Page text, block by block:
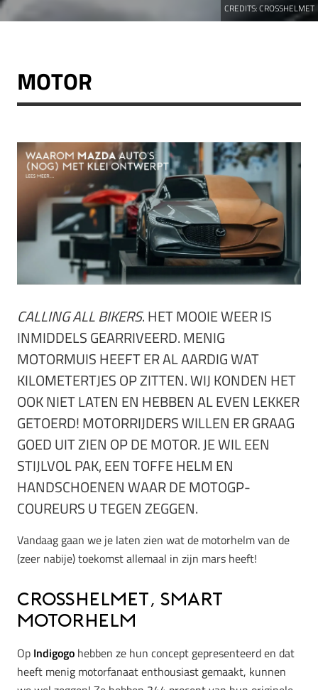
CREDITS:CROSSHELMET
MOTOR
CALLING ALL BIKERS. HET MOOIE WEER IS
INMIDDELS GEARRIVEERD. MENIG
MOTORMUIS HEEFT ER AL AARDIG WAT
KILOMETERTJES OP ZITTEN. WIJ KONDEN HET
OOK NIET LATEN EN HEBBEN AL EVEN LEKKER
GETOERD! MOTORRIJDERS WILLEN ER GRAAG
GOED UIT ZIEN OP DE MOTOR. JE WIL EEN
STIJLVOL PAK, EEN TOFFE HELM EN
HANDSCHOENEN WAAR DE MOTOGP-
COUREURS U TEGEN ZEGGEN.
Vandaag gaan we je laten zien wat de motorhelm van de
(zeer nabije) toekomst allemaal in zijn mars heeft!
CrossHelmet, smart
motorhelm
Op Indigogo hebben ze hun concept gepresenteerd en dat
heeft menig motorfanaat enthousiast gemaakt, kunnen